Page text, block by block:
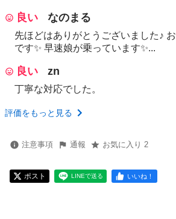
良い なのまる
先ほどはありがとうございました♪
です✨ 早速娘が乗っています✨...
良い zn
丁寧な対応でした。
評価をもっと見る
注意事項 通報 お気に入り 2
ポスト LINEで送る いいね！